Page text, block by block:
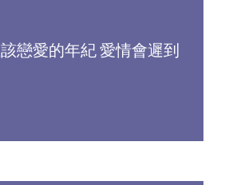
戀愛的年紀 愛情會遲到